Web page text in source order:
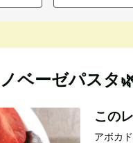
ベーゼパスタ
この
アボカ